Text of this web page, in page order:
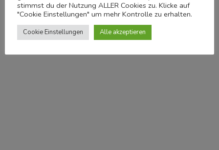
stimmst du der Nutzung ALLER Cookies zu. Klicke auf
"Cookie Einstellungen" um mehr Kontrolle zu erhalten.
Cookie Einstellungen Alle akzeptieren